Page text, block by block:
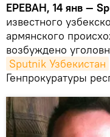
ЕРЕВАН, 14 янв —
известного
армянского
возбуждено
Sputnik Узбекистан
Генпрокуратуры